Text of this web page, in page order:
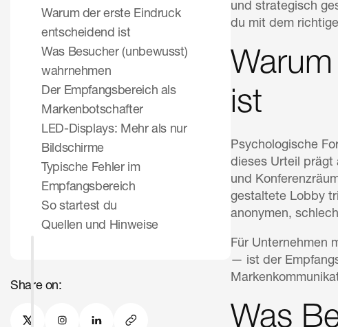
Warum der erste Eindruck
entscheidend ist
Was Besucher (unbewusst)
wahrnehmen
Der Empfangsbereich als
Markenbotschafter
LED-Displays: Mehr als nur
Bildschirme
Typische Fehler im
Empfangsbereich
So startest du
Quellen und Hinweise
Share on:
und strategisch
du mit dem
ist
Psychologische
dieses Urteil prägt
und
gestaltete Lobby
anonymen,
Für Unternehmen
— ist der
Was